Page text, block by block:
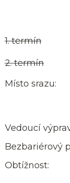
1. termín
2. termín
Místo srazu:
Vedoucí
Bezbariérový
Obtížnost: